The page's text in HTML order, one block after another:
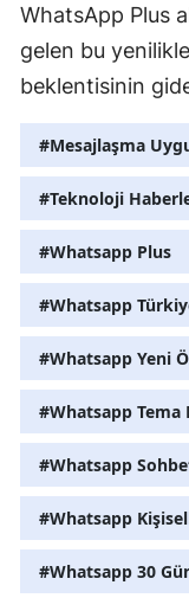
WhatsApp Plus
gelen bu
beklentisinin
#Mesajlaşma
#Teknoloji
#Whatsapp Plus
#Whatsapp
#Whatsapp Yeni
#Whatsapp Tema
#Whatsapp
#Whatsapp
#Whatsapp 30